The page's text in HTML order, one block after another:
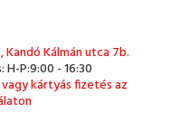
Kandó Kálmán utca 7b.
P:9:00 - 16:30
kártyás fizetés az